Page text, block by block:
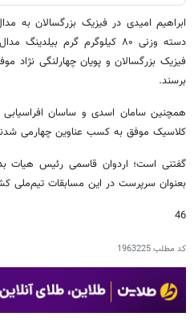
ابراهیم امیدی در فیزیک بزرگسالان به
دسته وزنی ۸۰ کیلوگرم گرم
فیزیک بزرگسالان و پویان چهارلنگی نژاد
برسند.
همچنین سامان اسدی و ساسان
کلاسیک موفق به کسب عناوین چهارمی
گفتنی است؛ اردوان قاسمی رئیس هیات
بعنوان سرپرست در این مسابقات تیم‌ملی
46
کد مطلب1963225